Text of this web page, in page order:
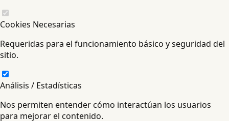
Cookies Necesarias
Requeridas para el funcionamiento básico y seguridad del
sitio.
Análisis / Estadísticas
Nos permiten entender cómo interactúan los usuarios
para mejorar el contenido.